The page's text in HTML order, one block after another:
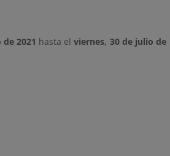
2021 hasta elviernes, 30 de julio de